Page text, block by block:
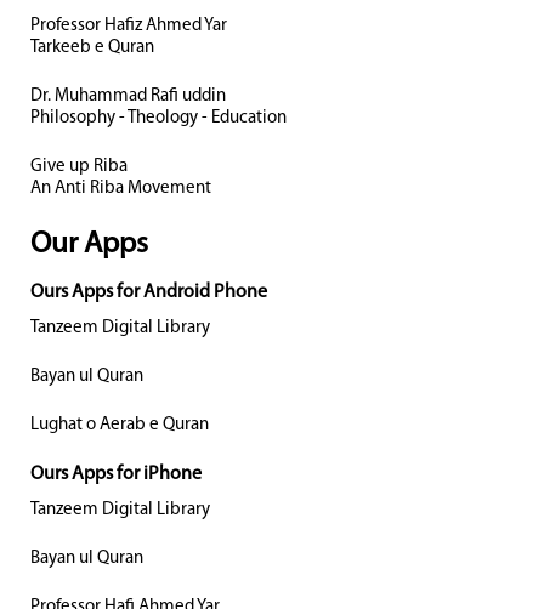
Professor Hafiz Ahmed Yar
Tarkeeb e Quran
Dr. Muhammad Rafi uddin
Philosophy - Theology - Education
Give up Riba
An Anti Riba Movement
Our Apps
Ours Apps for Android Phone
Tanzeem Digital Library
Bayan ul Quran
Lughat o Aerab e Quran
Ours Apps for iPhone
Tanzeem Digital Library
Bayan ul Quran